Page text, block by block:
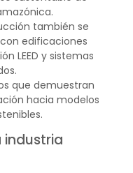
también se
edificaciones
LEED y sistemas
que demuestran
hacia modelos
industria